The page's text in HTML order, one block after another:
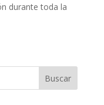
durante toda la